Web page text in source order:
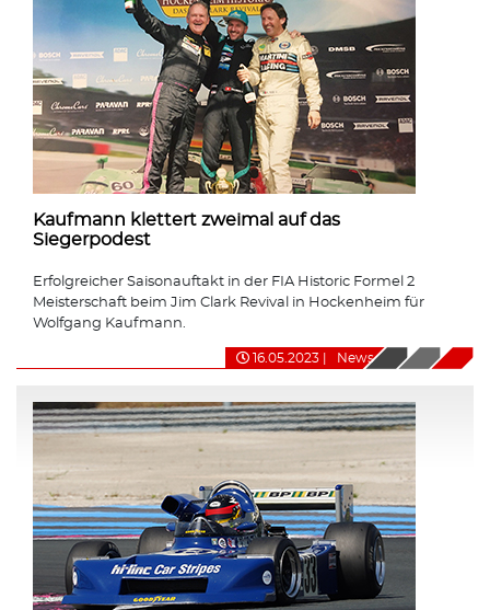
Kaufmann klettert zweimal auf das
Siegerpodest
Erfolgreicher Saisonauftakt in der FIA Historic Formel 2
Meisterschaft beim Jim Clark Revival in Hockenheim für
Wolfgang Kaufmann.
16.05.2023 News